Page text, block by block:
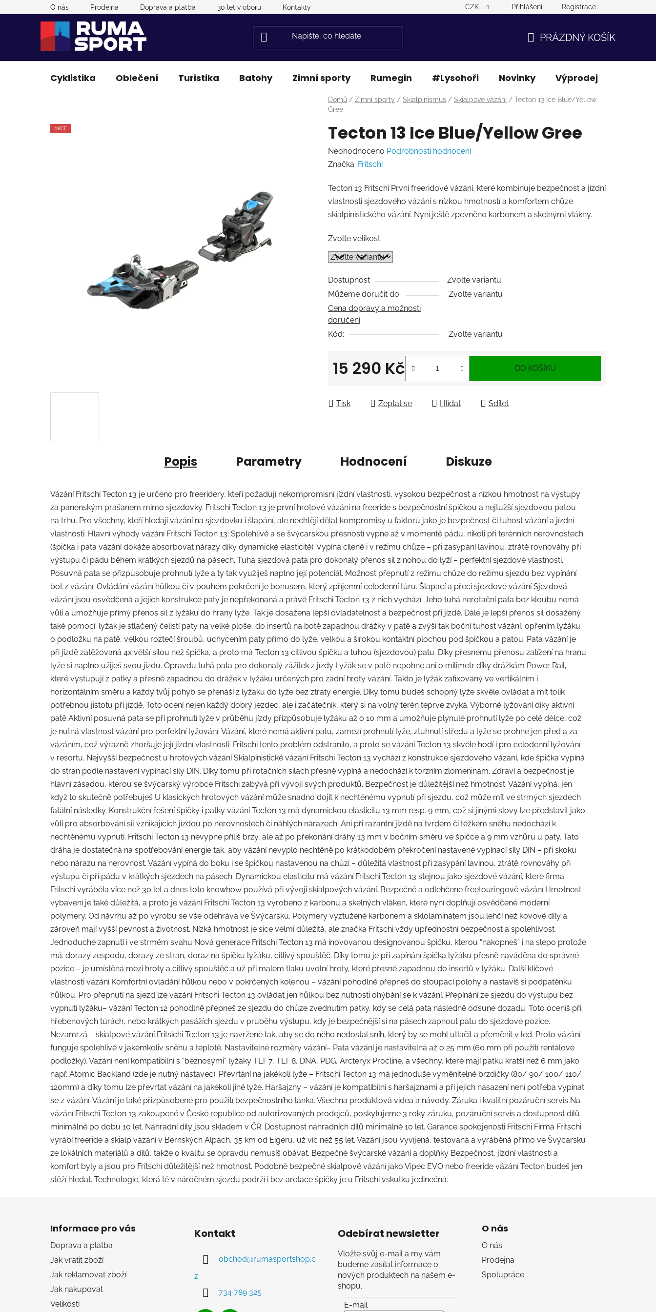
na
O nás Prodejna Doprava a platba 30 let v oboru Kontakty CZK Přihlášení Registrace
KOŠÍK
PRÁZDNÝ KOŠÍK
Cyklistika Oblečení Turistika Batohy Zimní sporty Rumegin #Lysohoři Novinky Výprodej
Domů / Zimní sporty / Skialpinismus / Skialpové vázání / Tecton 13 Ice Blue/Yellow
Gree
Tecton 13 Ice Blue/Yellow Gree
Průměrné
hodnocení
je
0,0
z
hvězdiček.
Neohodnoceno Podrobnosti hodnocení
Značka: Fritschi
Tecton 13 Fritschi První freeridové vázání, které kombinuje bezpečnost a jízdní
vlastnosti sjezdového vázání s nízkou hmotností a komfortem chůze
skialpinistického vázání. Nyní ještě zpevněno karbonem a skelnými vlákny.
Zvolte velikost:
Dostupnost
Zvolte variantu
Můžeme doručit do:
Zvolte variantu
Cena dopravy a možnosti
doručení
Kód:
Zvolte variantu
15 290 Kč DO KOŠÍKU
Tisk Zeptat se Hlídat Sdílet
AKCE
Popis Parametry Hodnocení Diskuze
Vázání Fritschi Tecton 13 je určeno pro freeridery, kteří požadují nekompromisní jízdní vlastnosti, vysokou bezpečnost a nízkou hmotnost na výstupy
za panenským prašanem mimo sjezdovky. Fritschi Tecton 13 je první hrotové vázání na freeride s bezpečnostní špičkou a nejtužší sjezdovou patou
na trhu. Pro všechny, kteří hledají vázání na sjezdovku i šlapání, ale nechtějí dělat kompromisy u faktorů jako je bezpečnost či tuhost vázání a jízdní
vlastnosti. Hlavní výhody vázání Fritschi Tecton 13: Spolehlivě a se švýcarskou přesností vypne až v momentě pádu, nikoli při terénních nerovnostech
(špička i pata vázání dokáže absorbovat nárazy díky dynamické elasticitě). Vypíná cíleně i v režimu chůze – při zasypání lavinou, ztrátě rovnováhy při
výstupu či pádu během krátkých sjezdů na pásech. Tuhá sjezdová pata pro dokonalý přenos sil z nohou do lyží – perfektní sjezdové vlastnosti.
Posuvná pata se přizpůsobuje prohnutí lyže a ty tak využiješ naplno její potenciál. Možnost přepnutí z režimu chůze do režimu sjezdu bez vypínání
bot z vázání. Ovládání vázání hůlkou či v pouhém pokrčení je bonusem, který zpříjemní celodenní túru. Šlapací a přeci sjezdové vázání Sjezdová
vázání jsou osvědčená a jejich konstrukce paty je nepřekonaná a právě Fritschi Tecton 13 z nich vychází. Jeho tuhá nerotační pata bez kloubu nemá
vůli a umožňuje přímý přenos sil z lyžáku do hrany lyže. Tak je dosažena lepší ovladatelnost a bezpečnost při jízdě. Dále je lepší přenos sil dosažený
také pomocí: lyžák je stlačený čelistí paty na velké ploše, do insertů na botě zapadnou drážky v patě a zvýší tak boční tuhost vázání, opřením lyžáku
o podložku na patě, velkou roztečí šroubů, uchycením paty přímo do lyže, velkou a širokou kontaktní plochou pod špičkou a patou. Pata vázání je
při jízdě zatěžovaná 4x větší silou než špička, a proto má Tecton 13 citlivou špičku a tuhou (sjezdovou) patu. Díky přesnému přenosu zatížení na hranu
lyže si naplno užiješ svou jízdu. Opravdu tuhá pata pro dokonalý zážitek z jízdy Lyžák se v patě nepohne ani o milimetr díky drážkám Power Rail,
které vystupují z patky a přesně zapadnou do drážek v lyžáku určených pro zadní hroty vázání. Takto je lyžák zafixovaný ve vertikálním i
horizontálním směru a každý tvůj pohyb se přenáší z lyžáku do lyže bez ztráty energie. Díky tomu budeš schopný lyže skvěle ovládat a mít tolik
potřebnou jistotu při jízdě. Toto ocení nejen každý dobrý jezdec, ale i začátečník, který si na volný terén teprve zvyká. Výborné lyžování díky aktivní
patě Aktivní posuvná pata se při prohnutí lyže v průběhu jízdy přizpůsobuje lyžáku až o 10 mm a umožňuje plynulé prohnutí lyže po celé délce, což
je nutná vlastnost vázání pro perfektní lyžování. Vázání, které nemá aktivní patu, zamezí prohnutí lyže, ztuhnutí středu a lyže se prohne jen před a za
vázáním, což výrazně zhoršuje její jízdní vlastnosti. Fritschi tento problém odstranilo, a proto se vázání Tecton 13 skvěle hodí i pro celodenní lyžování
v resortu. Nejvyšší bezpečnost u hrotových vázání Skialpinistické vázání Fritschi Tecton 13 vychází z konstrukce sjezdového vázání, kde špička vypíná
do stran podle nastavení vypínací síly DIN. Díky tomu při rotačních silách přesně vypíná a nedochází k torzním zlomeninám. Zdraví a bezpečnost je
hlavní zásadou, kterou se švýcarský výrobce Fritschi zabývá při vývoji svých produktů. Bezpečnost je důležitější než hmotnost. Vázání vypíná, jen
když to skutečně potřebuješ U klasických hrotových vázání může snadno dojít k nechtěnému vypnutí při sjezdu, což může mít ve strmých sjezdech
fatální následky. Konstrukční řešení špičky i patky vázání Tecton 13 má dynamickou elasticitu 13 mm resp. 9 mm, což si jinými slovy lze představit jako
vůli pro absorbování sil vznikajících jízdou po nerovnostech či náhlých nárazech. Ani při razantní jízdě na tvrdém či těžkém sněhu nedochází k
nechtěnému vypnutí. Fritschi Tecton 13 nevypne příliš brzy, ale až po překonání dráhy 13 mm v bočním směru ve špičce a 9 mm vzhůru u paty. Tato
dráha je dostatečná na spotřebování energie tak, aby vázání nevyplo nechtěně po krátkodobém překročení nastavené vypínací síly DIN – při skoku
nebo nárazu na nerovnost. Vázání vypíná do boku i se špičkou nastavenou na chůzi – důležitá vlastnost při zasypání lavinou, ztrátě rovnováhy při
výstupu či při pádu v krátkých sjezdech na pásech. Dynamickou elasticitu má vázání Fritschi Tecton 13 stejnou jako sjezdové vázání, které firma
Fritschi vyráběla více než 30 let a dnes toto knowhow používá při vývoji skialpových vázání. Bezpečné a odlehčené freetouringové vázání Hmotnost
vybavení je také důležitá, a proto je vázání Fritschi Tecton 13 vyrobeno z karbonu a skelných vláken, které nyní doplňují osvědčené moderní
polymery. Od návrhu až po výrobu se vše odehrává ve Švýcarsku. Polymery vyztužené karbonem a sklolaminátem jsou lehčí než kovové díly a
zároveň mají vyšší pevnost a životnost. Nízká hmotnost je sice velmi důležitá, ale značka Fritschi vždy upřednostní bezpečnost a spolehlivost.
Jednoduché zapnutí i ve strmém svahu Nová generace Fritschi Tecton 13 má inovovanou designovanou špičku, kterou “nakopneš” i na slepo protože
má: dorazy zespodu, dorazy ze stran, doraz na špičku lyžáku, citlivý spouštěč. Díky tomu je při zapínání špička lyžáku přesně naváděna do správné
pozice – je umístěná mezi hroty a citlivý spouštěč a už při malém tlaku uvolní hroty, které přesně zapadnou do insertů v lyžáku. Další klíčové
vlastnosti vázání Komfortní ovládání hůlkou nebo v pokrčených kolenou – vázání pohodlně přepneš do stoupací polohy a nastavíš si podpatěnku
hůlkou. Pro přepnutí na sjezd lze vázání Fritschi Tecton 13 ovládat jen hůlkou bez nutnosti ohýbání se k vázání. Přepínání ze sjezdu do výstupu bez
vypnutí lyžáku– vázání Tecton 12 pohodlně přepneš ze sjezdu do chůze zvednutím patky, kdy se celá pata následně odsune dozadu. Toto oceníš při
hřebenových túrách, nebo krátkých pasážích sjezdu v průběhu výstupu, kdy je bezpečnější si na pásech zapnout patu do sjezdové pozice.
Nezamrzá – skialpové vázání Fritsichi Tecton 13 je navržené tak, aby se do něho nedostal sníh, který by se mohl utlačit a přeměnit v led. Proto vázání
funguje spolehlivě v jakémkoliv sněhu a teplotě. Nastavitelné rozměry vázání– Pata vázání je nastavitelná až o 25 mm (60 mm při použití rentálové
podložky). Vázání není kompatibilní s “beznosými” lyžáky TLT 7, TLT 8, DNA, PDG, Arcteryx Procline, a všechny, které mají patku kratší než 6 mm jako
např. Atomic Backland (zde je nutný nástavec). Převrtání na jakékoli lyže – Fritschi Tecton 13 má jednoduše vyměnitelné brzdičky (80/ 90/ 100/ 110/
120mm) a díky tomu lze převrtat vázání na jakékoli jiné lyže. Haršajzny – vázání je kompatibilní s haršajznami a při jejich nasazení není potřeba vypínat
se z vázání. Vázání je také přizpůsobené pro použití bezpečnostního lanka. Všechna produktová videa a návody. Záruka i kvalitní pozáruční servis Na
vázání Fritschi Tecton 13 zakoupené v České republice od autorizovaných prodejců, poskytujeme 3 roky záruku, pozáruční servis a dostupnost dílů
minimálně po dobu 10 let. Náhradní díly jsou skladem v ČR. Dostupnost náhradních dílů minimálně 10 let. Garance spokojenosti Fritschi Firma Fritschi
vyrábí freeride a skialp vázání v Bernských Alpách, 35 km od Eigeru, už víc než 55 let. Vázání jsou vyvíjená, testovaná a vyráběná přímo ve Švýcarsku
ze lokálních materiálů a dílů, takže o kvalitu se opravdu nemusíš obávat. Bezpečné švýcarské vázání a doplňky Bezpečnost, jízdní vlastnosti a
komfort byly a jsou pro Fritschi důležitější než hmotnost. Podobně bezpečné skialpové vázání jako Vipec EVO nebo freeride vázání Tecton budeš jen
stěží hledat. Technologie, která tě v náročném sjezdu podrží i bez aretace špičky je u Fritschi vskutku jedinečná.
Informace pro vás
Doprava a platba
Jak vrátit zboží
Jak reklamovat zboží
Jak nakupovat
Velikosti
Kontakt
obchod@rumasportshop.c
z
734 789 325
Odebírat newsletter
Vložte svůj e-mail a my vám
budeme zasílat informace o
nových produktech na našem e-
shopu.
E-mail
O nás
O nás
Prodejna
Spolupráce